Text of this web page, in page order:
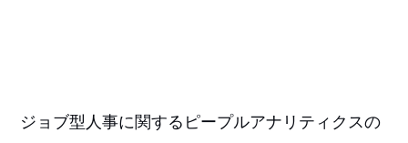
ジョブ型人事に関するピープルアナリティクスの